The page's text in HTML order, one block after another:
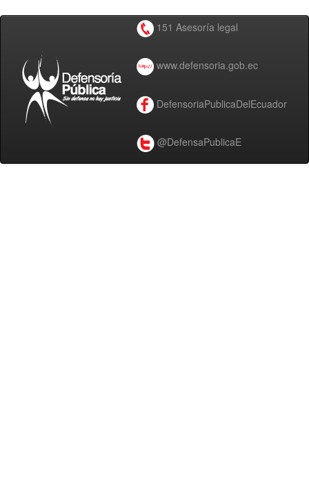
151 Asesoría legal
www.defensoria.gob.ec
DefensoriaPublicaDelEcuador
@DefensaPublicaE